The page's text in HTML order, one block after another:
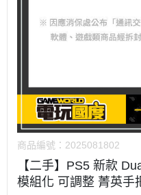
商品編號： 2025081802
【二手】PS5 新款
模組化 可調整 菁英手